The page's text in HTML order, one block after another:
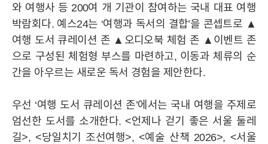
와 여행사 등 200여 개 기관이 참여하는 국내 대표 여행
박람회다. 예스24는 ‘여행과 독서의 결합’을 콘셉트로 ▲
여행 도서 큐레이션 존 ▲오디오북 체험 존 ▲이벤트 존
으로 구성된 체험형 부스를 마련하고, 이동과 체류의 순
간을 아우르는 새로운 독서 경험을 제안한다.
우선 ‘여행 도서 큐레이션 존’에서는 국내 여행을 주제로
엄선한 도서를 소개한다. <언제나 걷기 좋은 서울 둘레
길>, <당일치기 조선여행>, <예술 산책 2026>, <서울